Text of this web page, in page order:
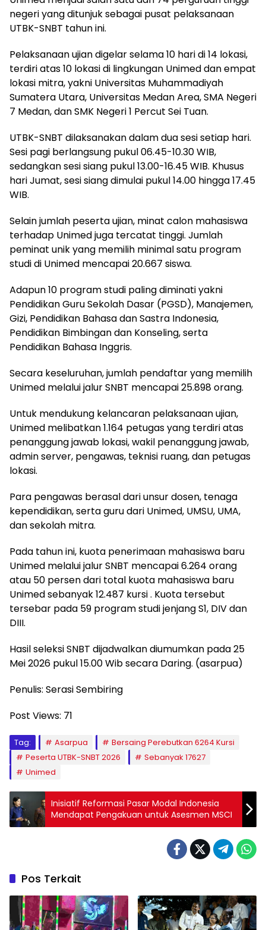
negeri yang ditunjuk sebagai pusat pelaksanaan
UTBK-SNBT tahun ini.
Pelaksanaan ujian digelar selama 10 hari di 14 lokasi,
terdiri atas 10 lokasi di lingkungan Unimed dan empat
lokasi mitra, yakni Universitas Muhammadiyah
Sumatera Utara, Universitas Medan Area, SMA Negeri
7 Medan, dan SMK Negeri 1 Percut Sei Tuan.
UTBK-SNBT dilaksanakan dalam dua sesi setiap hari.
Sesi pagi berlangsung pukul 06.45-10.30 WIB,
sedangkan sesi siang pukul 13.00-16.45 WIB. Khusus
hari Jumat, sesi siang dimulai pukul 14.00 hingga 17.45
WIB.
Selain jumlah peserta ujian, minat calon mahasiswa
terhadap Unimed juga tercatat tinggi. Jumlah
peminat unik yang memilih minimal satu program
studi di Unimed mencapai 20.667 siswa.
Adapun 10 program studi paling diminati yakni
Pendidikan Guru Sekolah Dasar (PGSD), Manajemen,
Gizi, Pendidikan Bahasa dan Sastra Indonesia,
Pendidikan Bimbingan dan Konseling, serta
Pendidikan Bahasa Inggris.
Secara keseluruhan, jumlah pendaftar yang memilih
Unimed melalui jalur SNBT mencapai 25.898 orang.
Untuk mendukung kelancaran pelaksanaan ujian,
Unimed melibatkan 1.164 petugas yang terdiri atas
penanggung jawab lokasi, wakil penanggung jawab,
admin server, pengawas, teknisi ruang, dan petugas
lokasi.
Para pengawas berasal dari unsur dosen, tenaga
kependidikan, serta guru dari Unimed, UMSU, UMA,
dan sekolah mitra.
Pada tahun ini, kuota penerimaan mahasiswa baru
Unimed melalui jalur SNBT mencapai 6.264 orang
atau 50 persen dari total kuota mahasiswa baru
Unimed sebanyak 12.487 kursi . Kuota tersebut
tersebar pada 59 program studi jenjang S1, DIV dan
DIII.
Hasil seleksi SNBT dijadwalkan diumumkan pada 25
Mei 2026 pukul 15.00 Wib secara Daring. (asarpua)
Penulis: Serasi Sembiring
Post Views: 71
Tag: Asarpua
Bersaing Perebutkan 6264 Kursi
Peserta UTBK-SNBT 2026
Sebanyak 17627
Unimed
Inisiatif Reformasi Pasar Modal Indonesia
Mendapat Pengakuan untuk Asesmen MSCI
Pos Terkait